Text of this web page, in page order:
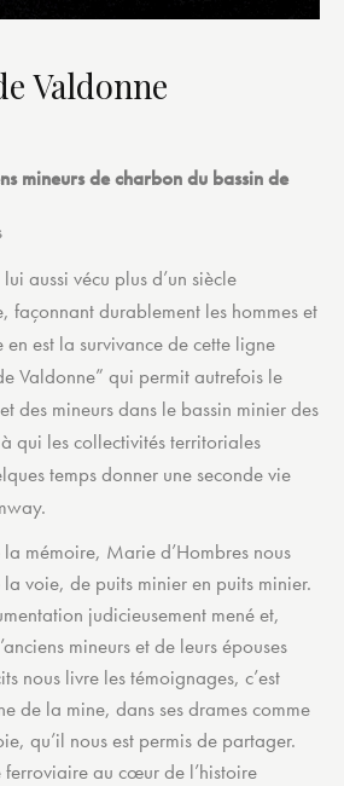
Valdonne
mineurs de charbon du bassin de
aussi vécu plus d’un siècle
façonnant durablement les hommes et
est la survivance de cette ligne
Valdonne” qui permit autrefois le
des mineurs dans le bassin minier des
qui les collectivités territoriales
temps donner une seconde vie
la mémoire, Marie d’Hombres nous
voie, de puits minier en puits minier.
judicieusement mené et,
mineurs et de leurs épouses
nous livre les témoignages, c’est
de la mine, dans ses drames comme
qu’il nous est permis de partager.
au cœur de l’histoire